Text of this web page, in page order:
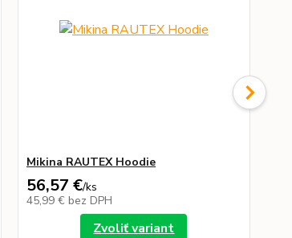
Mikina RAUTEX Hoodie
56,57 €/ks
45,99 € bez DPH
Zvoliť variant